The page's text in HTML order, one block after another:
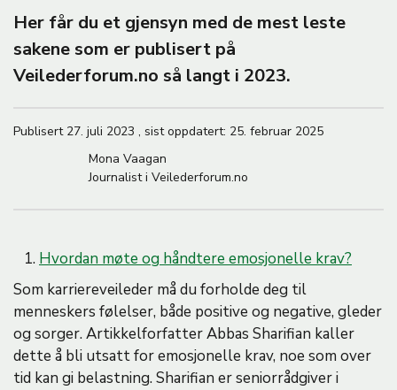
I
C
L
T
Her får du et gjensyn med de mest leste
sakene som er publisert på
Veilederforum.no så langt i 2023.
Publisert 27. juli 2023 , sist oppdatert: 25. februar 2025
Mona Vaagan
Journalist i Veilederforum.no
1. Hvordan møte og håndtere emosjonelle krav?
Som karriereveileder må du forholde deg til
menneskers følelser, både positive og negative, gleder
og sorger. Artikkelforfatter Abbas Sharifian kaller
dette å bli utsatt for emosjonelle krav, noe som over
tid kan gi belastning. Sharifian er seniorrådgiver i